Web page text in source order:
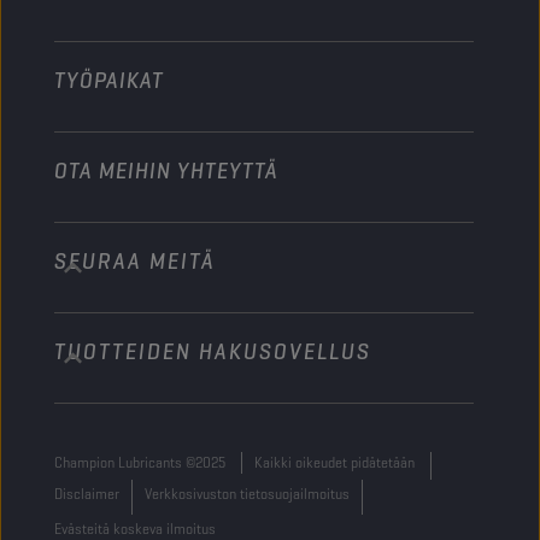
TYÖPAIKAT
OTA MEIHIN YHTEYTTÄ
info@championlubes.com
+32 3 870 00 20
Georges Gilliotstraat, 52 2620 Hemiksem
SEURAA MEITÄ
TUOTTEIDEN HAKUSOVELLUS
Champion Lubricants ©2025
Kaikki oikeudet pidätetään
Disclaimer
Verkkosivuston tietosuojailmoitus
Evästeitä koskeva ilmoitus